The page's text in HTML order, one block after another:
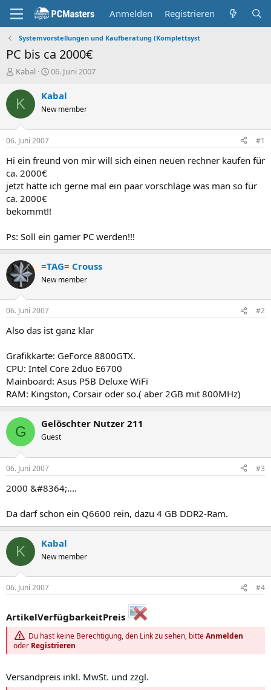
Anmelden Registrieren
Systemvorstellungen und Kaufberatung (Komplettsyst
PC bis ca 2000€
E
s
e
Kabal
E
s
e
t
a
06. Juni 2007
K Kabal
New member
06. Juni 2007 #1
Hi ein freund von mir will sich einen neuen rechner kaufen für
ca. 2000€
jetzt hätte ich gerne mal ein paar vorschläge was man so für
ca. 2000€
bekommt!!
Ps: Soll ein gamer PC werden!!!
=TAG= Crouss
New member
06. Juni 2007 #2
Also das ist ganz klar
Grafikkarte: GeForce 8800GTX.
CPU: Intel Core 2duo E6700
Mainboard: Asus P5B Deluxe WiFi
RAM: Kingston, Corsair oder so.( aber 2GB mit 800MHz)
G Gelöschter Nutzer 211
Guest
06. Juni 2007 #3
2000 &#8364;....
Da darf schon ein Q6600 rein, dazu 4 GB DDR2-Ram.
K Kabal
New member
06. Juni 2007 #4
ArtikelVerfügbarkeitPreis
Du hast keine Berechtigung, den Link zu sehen, bitteAnmelden
oder Registrieren
Versandpreis inkl. MwSt. und zzgl.